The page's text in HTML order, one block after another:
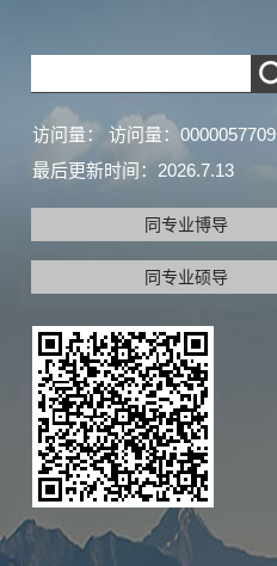
访问量： 访问量：0000057709
最后更新时间： 2026.7.13
同专业博导
同专业硕导